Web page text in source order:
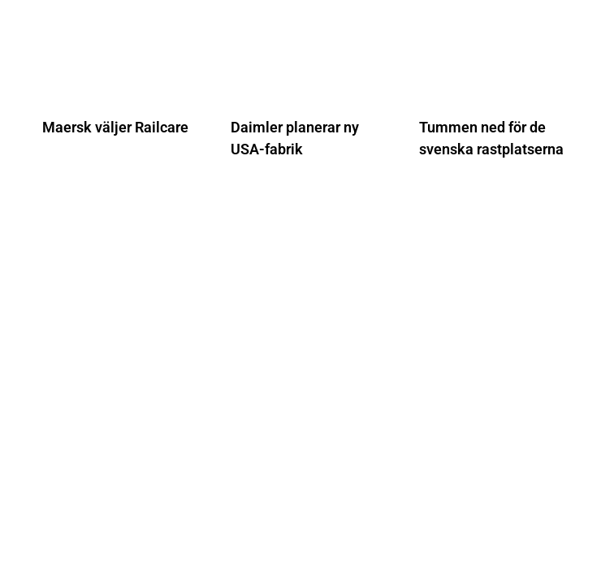
Maersk väljer Railcare
Daimler planerar ny
USA-fabrik
Tummen ned för de
svenska rastplatserna